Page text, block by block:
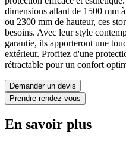
dimensions allant de 1500 mm
ou 2300 mm de hauteur, ces
besoins. Avec leur style
garantie, ils apporteront une
extérieur. Profitez d'une
rétractable pour un confort
Demander un devis
Prendre rendez-vous
En savoir plus